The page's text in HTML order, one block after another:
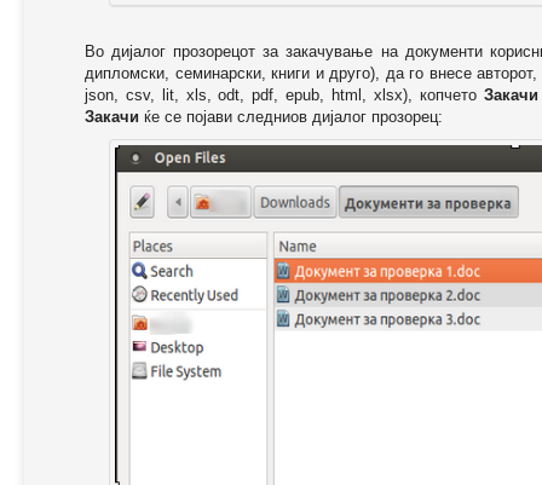
Во дијалог прозорецот за закачување на документи
дипломски, семинарски, книги и друго), да го внесе
json, csv, lit, xls, odt, pdf, epub, html, xlsx), копчето Закачи
Закачи ќе се појави следниов дијалог прозорец: